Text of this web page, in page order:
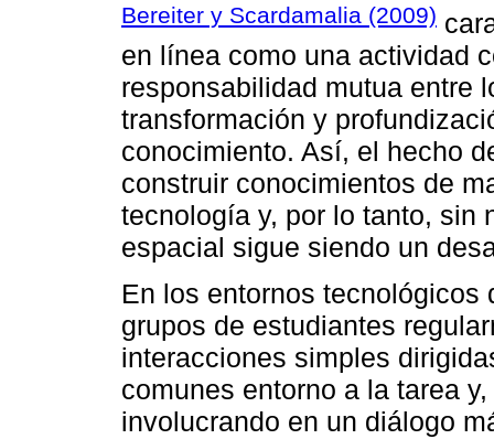
Bereiter y Scardamalia (2009)
en línea como una actividad
responsabilidad mutua entre
transformación y
conocimiento. Así, el hecho
construir conocimientos de
tecnología y, por lo tanto, sin
espacial sigue siendo un
En los entornos
grupos de estudiantes
interacciones simples
comunes entorno a la tarea
involucrando en un diálogo